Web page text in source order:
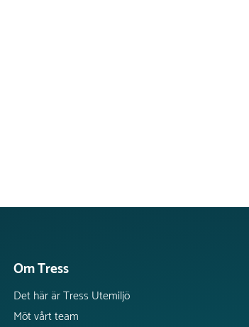
Om Tress
Det här är Tress Utemiljö
Möt vårt team